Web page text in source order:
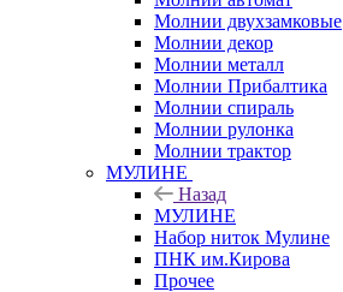
Молнии двухзамковые
Молнии декор
Молнии металл
Молнии Прибалтика
Молнии спираль
Молнии рулонка
Молнии трактор
МУЛИНЕ
Назад
МУЛИНЕ
Набор ниток Мулине
ПНК им.Кирова
Прочее